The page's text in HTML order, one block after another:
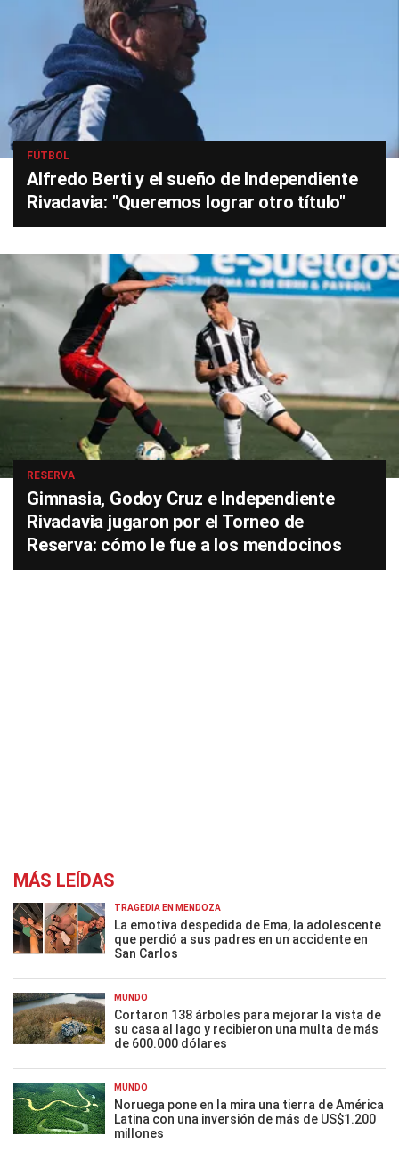
FÚTBOL
Alfredo Berti y el sueño de Independiente
Rivadavia: "Queremos lograr otro título"
RESERVA
Gimnasia, Godoy Cruz e Independiente
Rivadavia jugaron por el Torneo de
Reserva: cómo le fue a los mendocinos
MÁS LEÍDAS
TRAGEDIA EN MENDOZA
La emotiva despedida de Ema, la adolescente
que perdió a sus padres en un accidente en
San Carlos
MUNDO
Cortaron 138 árboles para mejorar la vista de
su casa al lago y recibieron una multa de más
de 600.000 dólares
MUNDO
Noruega pone en la mira una tierra de América
Latina con una inversión de más de US$1.200
millones